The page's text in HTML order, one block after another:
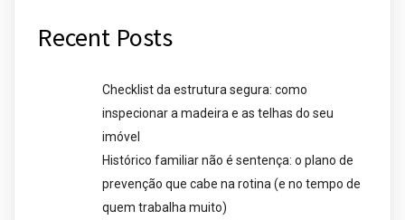
Recent Posts
Checklist da estrutura segura: como
inspecionar a madeira e as telhas do seu
imóvel
Histórico familiar não é sentença: o plano de
prevenção que cabe na rotina (e no tempo de
quem trabalha muito)